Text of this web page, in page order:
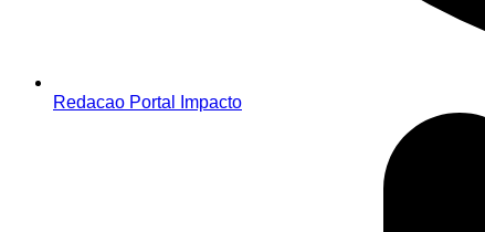
Redacao Portal Impacto